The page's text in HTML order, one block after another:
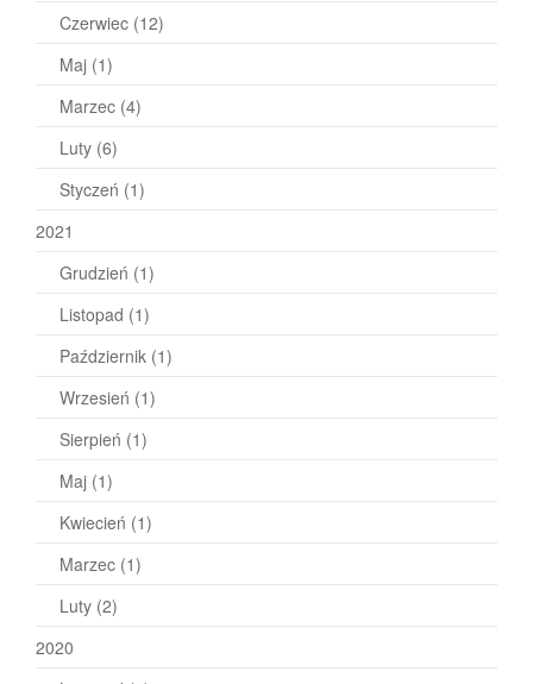
Czerwiec (12)
Maj (1)
Marzec (4)
Luty (6)
Styczeń (1)
2021
Grudzień (1)
Listopad (1)
Październik (1)
Wrzesień (1)
Sierpień (1)
Maj (1)
Kwiecień (1)
Marzec (1)
Luty (2)
2020